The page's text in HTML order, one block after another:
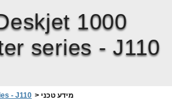
1000
series - J110
- J110 > מידע טכני